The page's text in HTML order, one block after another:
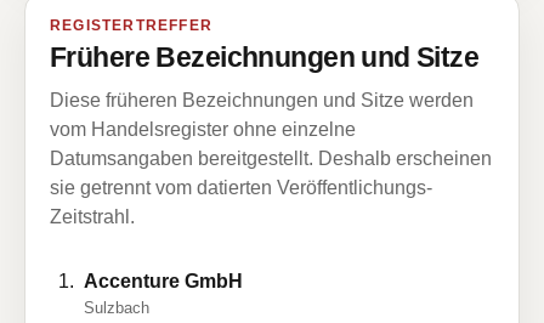
REGISTERTREFFER
Frühere Bezeichnungen und Sitze
Diese früheren Bezeichnungen und Sitze werden
vom Handelsregister ohne einzelne
Datumsangaben bereitgestellt. Deshalb erscheinen
sie getrennt vom datierten Veröffentlichungs-
Zeitstrahl.
Accenture GmbH
Sulzbach